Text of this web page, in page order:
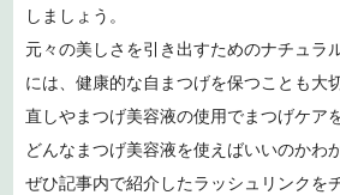
しましょう。
元々の美しさを引き出すためのナチュラ
には、健康的な自まつげを保つことも大
直しやまつげ美容液の使用でまつげケア
どんなまつげ美容液を使えばいいのかわ
ぜひ記事内で紹介したラッシュリンクを